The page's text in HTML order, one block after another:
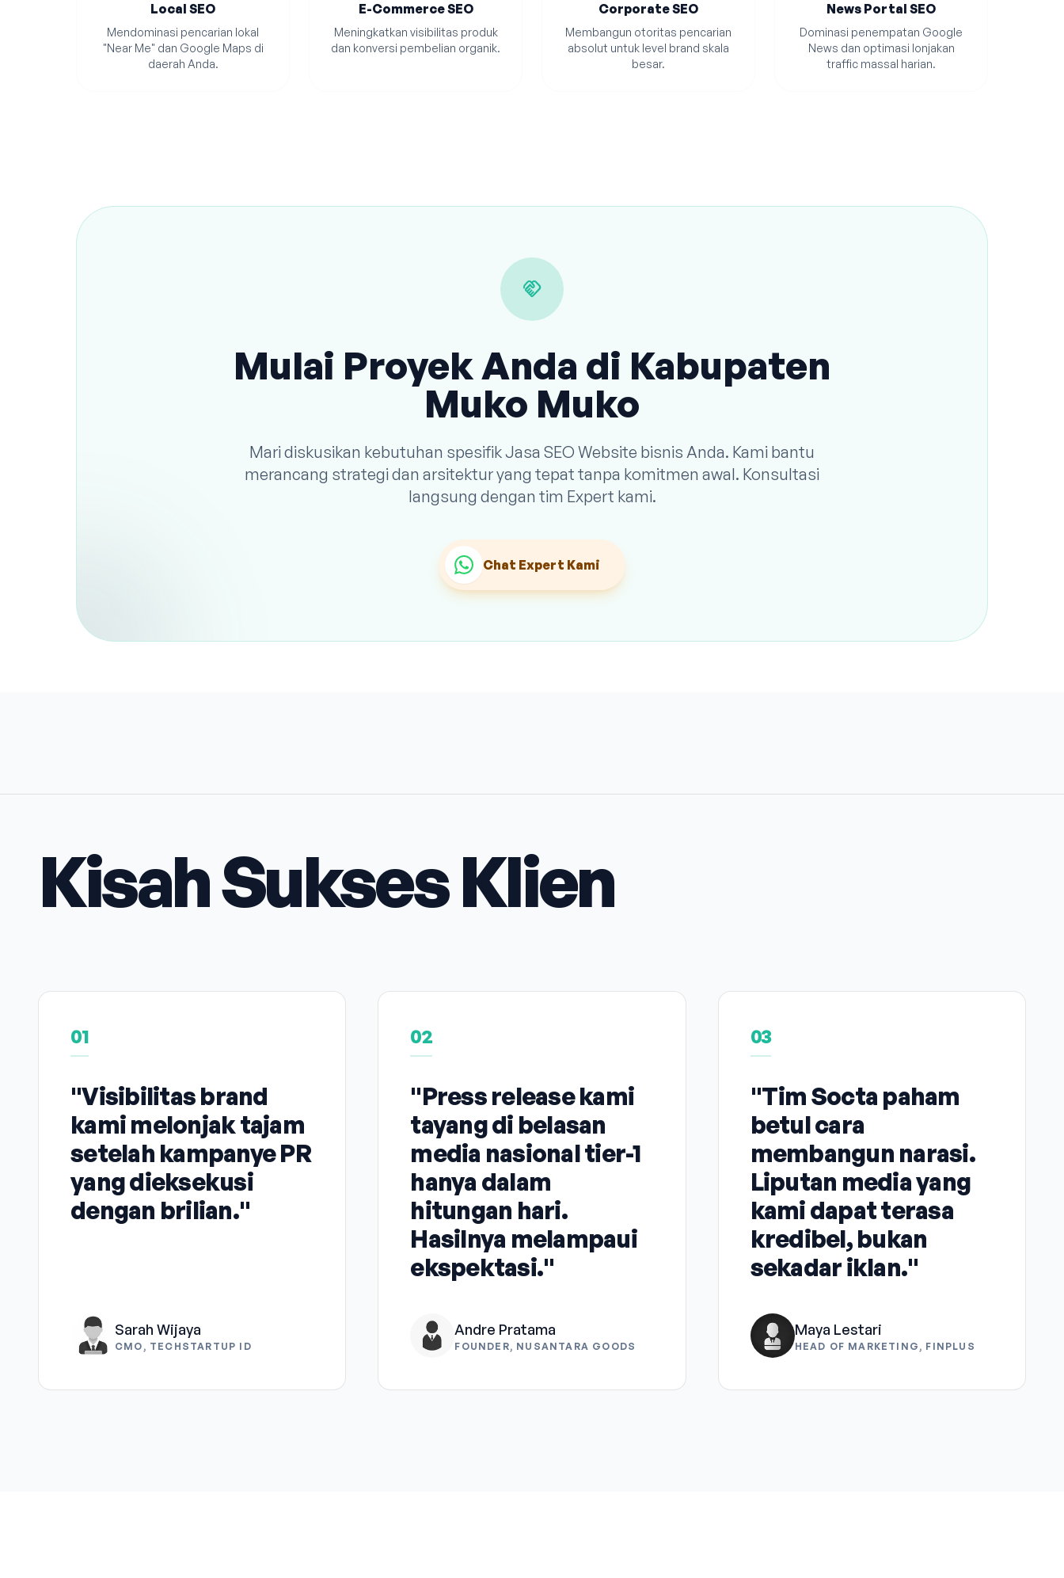
Local SEO
Mendominasi pencarian lokal
"Near Me" dan Google Maps di
daerah Anda.
E-Commerce SEO
Meningkatkan visibilitas produk
dan konversi pembelian organik.
Corporate SEO
Membangun otoritas pencarian
absolut untuk level brand skala
besar.
News Portal SEO
Dominasi penempatan Google
News dan optimasi lonjakan
traffic massal harian.
handshake
Mulai Proyek Anda di Kabupaten
Muko Muko
Mari diskusikan kebutuhan spesifik Jasa SEO Website bisnis Anda. Kami bantu
merancang strategi dan arsitektur yang tepat tanpa komitmen awal. Konsultasi
langsung dengan tim Expert kami.
Chat Expert Kami
Kisah Sukses Klien
01
"Visibilitas brand
kami melonjak tajam
setelah kampanye PR
yang dieksekusi
dengan brilian."
Sarah Wijaya
CMO, TECHSTARTUP ID
02
"Press release kami
tayang di belasan
media nasional tier-1
hanya dalam
hitungan hari.
Hasilnya melampaui
ekspektasi."
Andre Pratama
FOUNDER, NUSANTARA GOODS
03
"Tim Socta paham
betul cara
membangun narasi.
Liputan media yang
kami dapat terasa
kredibel, bukan
sekadar iklan."
Maya Lestari
HEAD OF MARKETING, FINPLUS